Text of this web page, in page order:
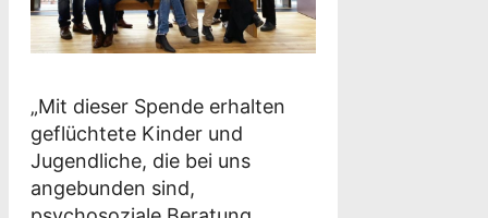
„Mit dieser Spende erhalten
geflüchtete Kinder und
Jugendliche, die bei uns
angebunden sind,